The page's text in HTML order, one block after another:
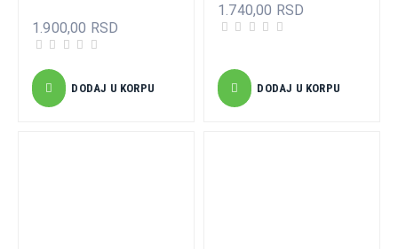
1.900,00 RSD
DODAJ U KORPU
1.740,00 RSD
DODAJ U KORPU